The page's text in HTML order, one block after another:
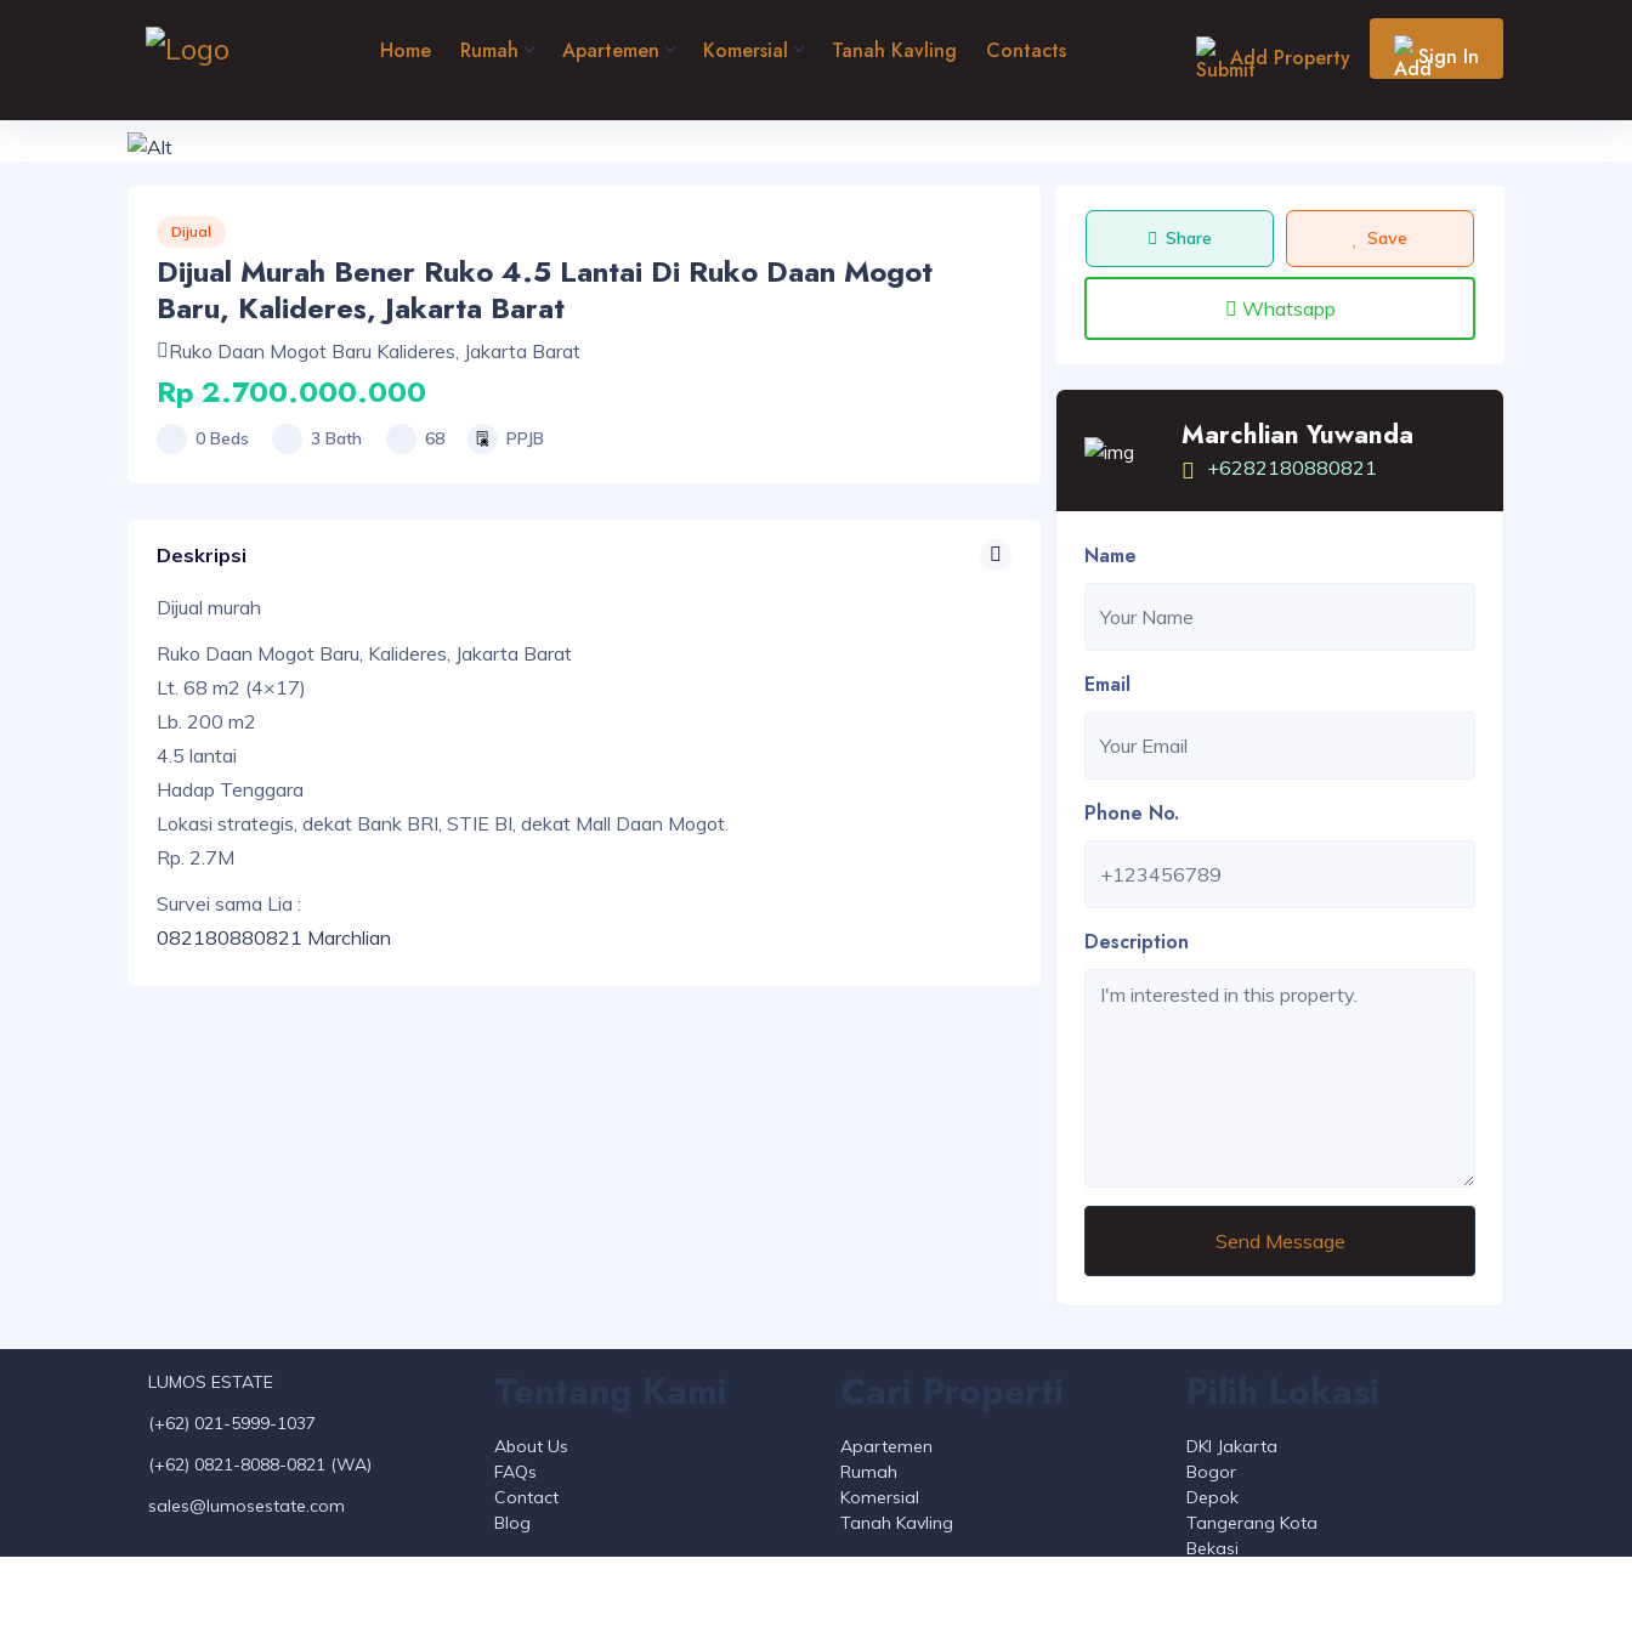
Home Rumah Apartemen Komersial Tanah Kavling Contacts Add Property Sign In
Dijual
Dijual Murah Bener Ruko 4.5 Lantai Di Ruko Daan Mogot
Baru, Kalideres, Jakarta Barat
Ruko Daan Mogot Baru Kalideres, Jakarta Barat
Rp 2.700.000.000
0 Beds 3 Bath 68 PPJB
Deskripsi
Dijual murah
Ruko Daan Mogot Baru, Kalideres, Jakarta Barat
Lt. 68 m2 (4×17)
Lb. 200 m2
4.5 lantai
Hadap Tenggara
Lokasi strategis, dekat Bank BRI, STIE BI, dekat Mall Daan Mogot.
Rp. 2.7M
Survei sama Lia :
082180880821 Marchlian
Share Save
Whatsapp
Marchlian Yuwanda
+6282180880821
Name
Email
Phone No.
Description
Send Message
LUMOS ESTATE
(+62) 021-5999-1037
(+62) 0821-8088-0821 (WA)
sales@lumosestate.com
About Us
FAQs
Contact
Blog
Apartemen
Rumah
Komersial
Tanah Kavling
DKI Jakarta
Bogor
Depok
Tangerang Kota
Bekasi